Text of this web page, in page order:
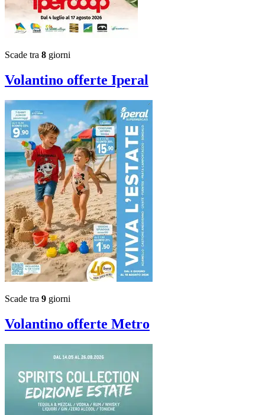
Scade tra 8 giorni
Volantino offerte Iperal
Scade tra 9 giorni
Volantino offerte Metro